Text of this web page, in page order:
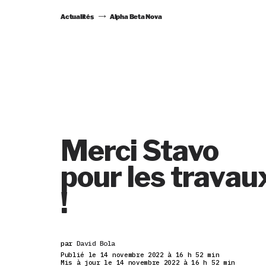
Actualités Alpha Beta Nova
Merci Stavo
pour les
!
par David Bola
Publié le 14 novembre 2022 à 16 h 52 min
Mis à jour le 14 novembre 2022 à 16 h 52 min